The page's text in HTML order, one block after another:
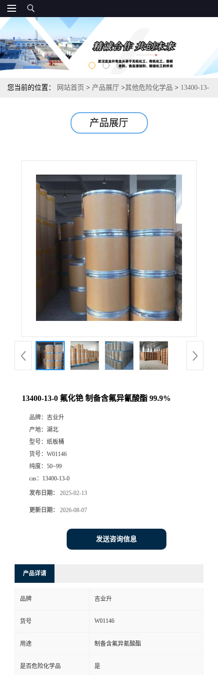
您当前的位置： 网站首页 > 产品展厅 >其他危险化学品 > 13400-13-
产品展厅
13400-13-0 氟化铯 制备含氟异氰酸酯 99.9%
品牌： 吉业升
产地： 湖北
型号： 纸板桶
货号： W01146
纯度： 50~99
cas： 13400-13-0
发布日期： 2025-02-13
更新日期： 2026-08-07
发送咨询信息
产品详请
品牌 吉业升
货号 W01146
用途 制备含氟异氰酸酯
是否危险化学品 是